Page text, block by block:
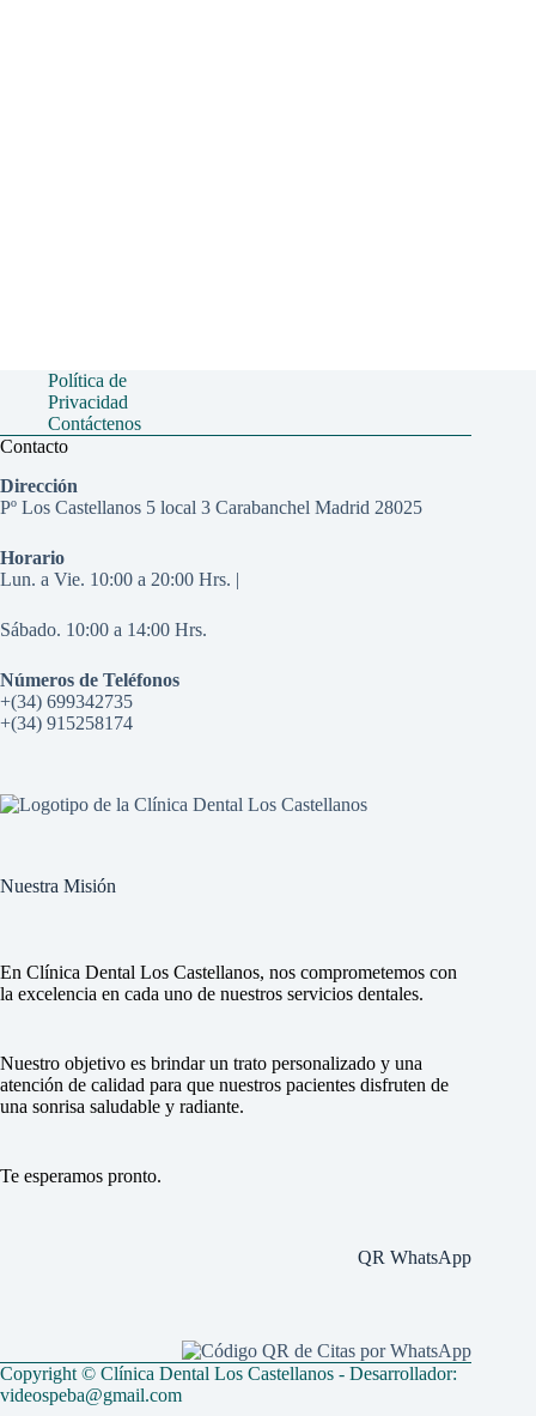
Política de
Privacidad
Contáctenos
Contacto
Dirección
Pº Los Castellanos 5 local 3 Carabanchel Madrid 28025
Horario
Lun. a Vie. 10:00 a 20:00 Hrs. |
Sábado. 10:00 a 14:00 Hrs.
Números de Teléfonos
+(34) 699342735
+(34) 915258174
Nuestra Misión
En Clínica Dental Los Castellanos, nos comprometemos con
la excelencia en cada uno de nuestros servicios dentales.
Nuestro objetivo es brindar un trato personalizado y una
atención de calidad para que nuestros pacientes disfruten de
una sonrisa saludable y radiante.
Te esperamos pronto.
QR WhatsApp
Copyright © Clínica Dental Los Castellanos - Desarrollador:
videospeba@gmail.com